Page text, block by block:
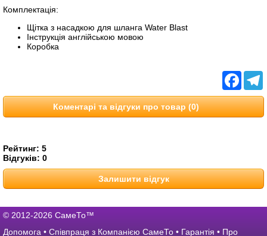
Комплектація:
Щітка з насадкою для шланга Water Blast
Інструкція англійською мовою
Коробка
Коментарі та відгуки про товар (0)
Рейтинг: 5
Відгуків: 0
Залишити відгук
© 2012-2026 СамеТо™
Допомога • Співпраця з Компанією СамеТо • Гарантія • Про